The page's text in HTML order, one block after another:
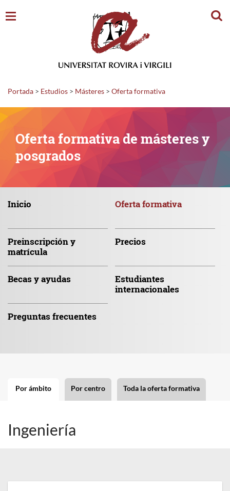
Portada > Estudios > Másteres > Oferta formativa
Oferta formativa de másteres y
posgrados
Inicio Ofertaformativa
Preinscripcióny
matrícula
Precios
Becasy ayudas
Estudiantes
internacionales
Preguntasfrecuentes
Por ámbito Por centro Toda la oferta formativa
Ingeniería